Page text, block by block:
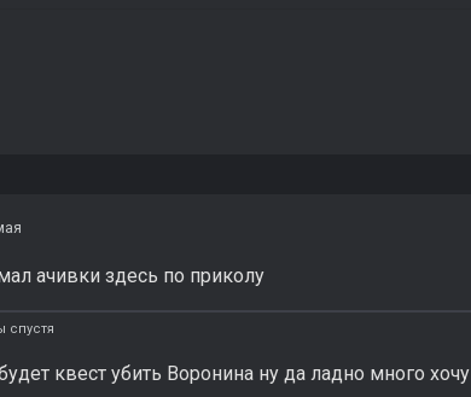
ачивки здесь по приколу
спустя
квест убить Воронина ну да ладно много хочу